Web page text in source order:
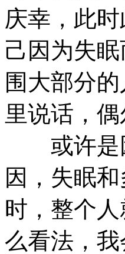
庆幸，此
己因为失
围大部分
里说话，
或许是因
因，失眠
时，整个
么看法，